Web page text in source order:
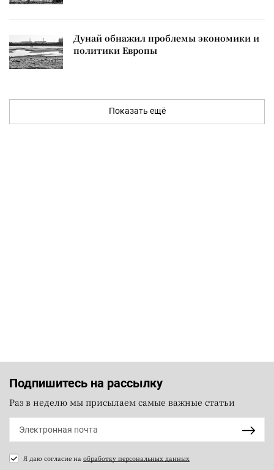
Дунай обнажил проблемы экономики и
политики Европы
Показать ещё
Подпишитесь на рассылку
Раз в неделю мы присылаем самые важные статьи
Я даю согласие на обработку персональных данных